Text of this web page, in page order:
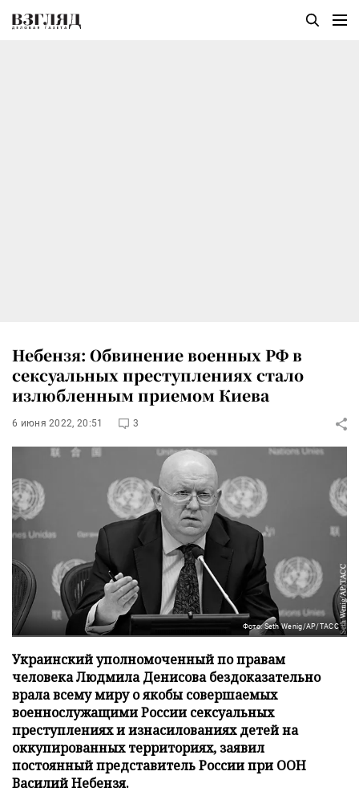
Небензя: Обвинение военных РФ в
сексуальных преступлениях стало
излюбленным приемом Киева
6 июня 2022, 20:51 3
Фото: Seth Wenig/AP/ТАСС
Украинский уполномоченный по правам
человека Людмила Денисова бездоказательно
врала всему миру о якобы совершаемых
военнослужащими России сексуальных
преступлениях и изнасилованиях детей на
оккупированных территориях, заявил
постоянный представитель России при ООН
Василий Небензя.